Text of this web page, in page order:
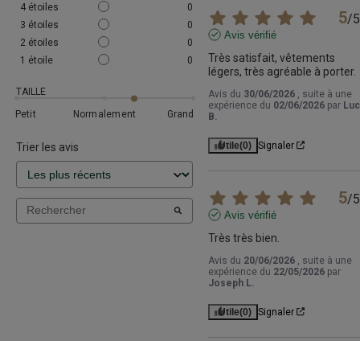
4 étoiles
0
3 étoiles
0
2 étoiles
0
1 étoile 0
TAILLE
Petit
Normalement Grand
Trier les avis
5/5
Avis vérifié
Très satisfait, vêtements
légers, très agréable à porter.
Avis du 30/06/2026
, suite à une
expérience du 02/06/2026 par Luc
B.
Utile(0) Signaler
5/5
Avis vérifié
Très très bien.
Avis du 20/06/2026
, suite à une
expérience du 22/05/2026 par
Joseph L.
Utile(0) Signaler